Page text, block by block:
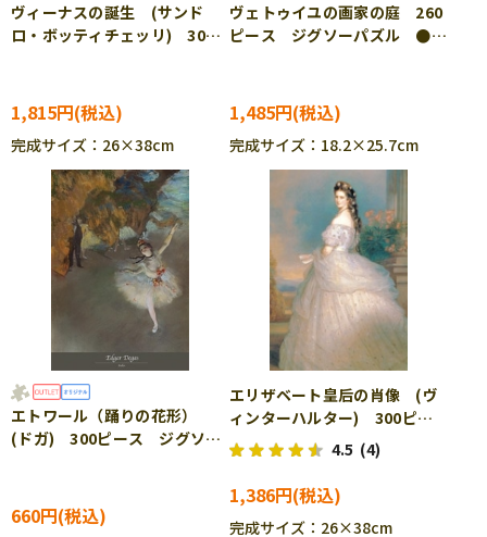
ヴィーナスの誕生 (サンド
ロ・ボッティチェッリ) 300
1,815円
完成サイズ：26×38cm
ヴェトゥイユの画家の庭 260
ピース ジグソーパズル ●予
1,485円
完成サイズ：18.2×25.7cm
エトワール（踊りの花形）
(ドガ) 300ピース ジグソー
660円
エリザベート皇后の肖像 (ヴ
ィンターハルター) 300ピー
ス ジグソーパズル CUT-
300-031
4.5 (4)
1,386円
完成サイズ：26×38cm